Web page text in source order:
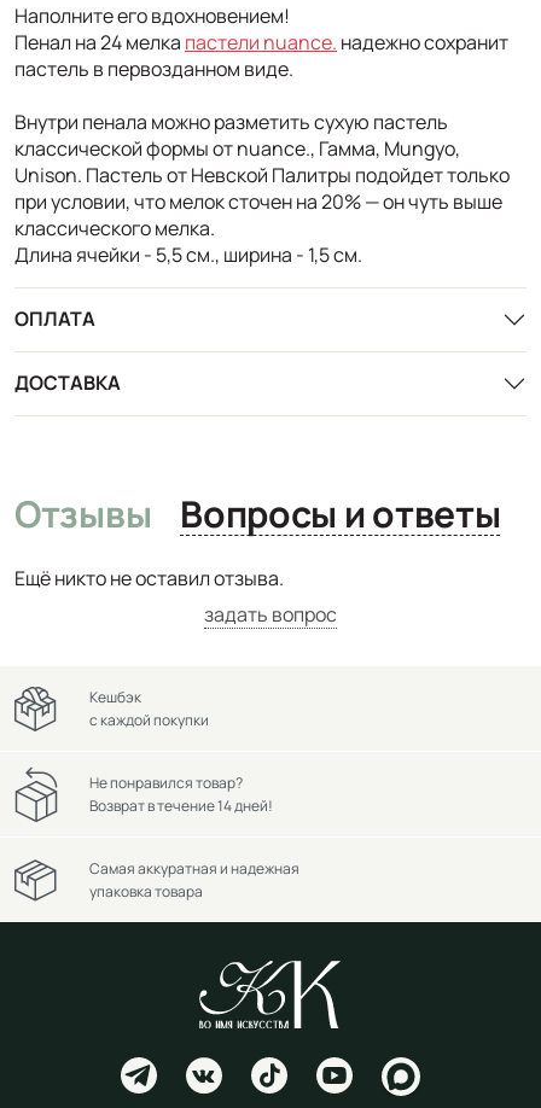
Наполните его вдохновением!
Пенал на 24 мелка пастели nuance. надежно сохранит
пастель в первозданном виде.
Внутри пенала можно разметить сухую пастель
классической формы от nuance., Гамма, Mungyo,
Unison. Пастель от Невской Палитры подойдет только
при условии, что мелок сточен на 20% — он чуть выше
классического мелка.
Длина ячейки - 5,5 см., ширина - 1,5 см.
ОПЛАТА
ДОСТАВКА
Отзывы Вопросы и ответы
Ещё никто не оставил отзыва.
задать вопрос
Кешбэк
с каждой покупки
Не понравился товар?
Возврат в течение 14 дней!
Самая аккуратная и надежная
упаковка товара